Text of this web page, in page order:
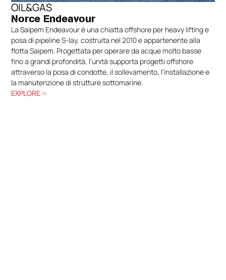
OIL&GAS
Norce Endeavour
La Saipem Endeavour è una chiatta offshore per heavy lifting e
posa di pipeline S-lay, costruita nel 2010 e appartenente alla
flotta Saipem. Progettata per operare da acque molto basse
fino a grandi profondità, l’unità supporta progetti offshore
attraverso la posa di condotte, il sollevamento, l’installazione e
la manutenzione di strutture sottomarine.
EXPLORE